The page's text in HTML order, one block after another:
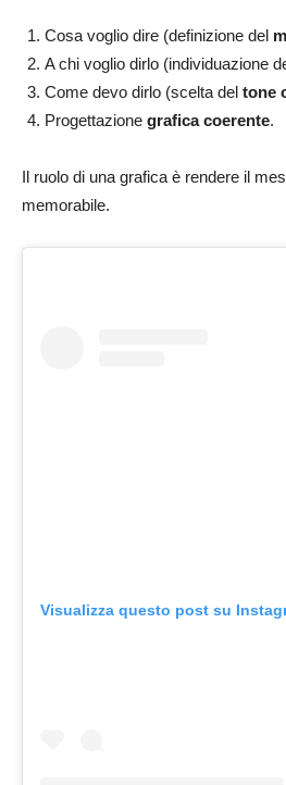
Cosa voglio dire (definizione del
A chi voglio dirlo (individuazione
Come devo dirlo (scelta del tone
Progettazione grafica coerente.
Il ruolo di una grafica è rendere il
memorabile.
Visualizza questo post su